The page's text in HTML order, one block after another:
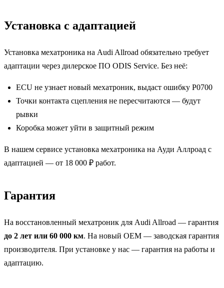
Установка с адаптацией
Установка мехатроника на Audi Allroad обязательно требует
адаптации через дилерское ПО ODIS Service. Без неё:
ECU не узнает новый мехатроник, выдаст ошибку P0700
Точки контакта сцепления не пересчитаются — будут
рывки
Коробка может уйти в защитный режим
В нашем сервисе установка мехатроника на Ауди Аллроад с
адаптацией — от 18 000 ₽ работ.
Гарантия
На восстановленный мехатроник для Audi Allroad — гарантия
до 2 лет или 60 000 км. На новый OEM — заводская гарантия
производителя. При установке у нас — гарантия на работы и
адаптацию.